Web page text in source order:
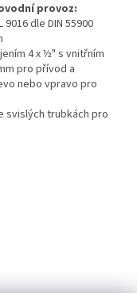
provoz:
dle DIN 55900
4 x ½" s vnitřním
pro přívod a
nebo vpravo pro
svislých trubkách pro